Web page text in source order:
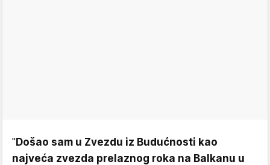
"Došao sam u Zvezdu iz Budućnosti kao
najveća zvezda prelaznog roka na Balkanu u